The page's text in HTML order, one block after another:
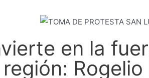
en la
Rogelio